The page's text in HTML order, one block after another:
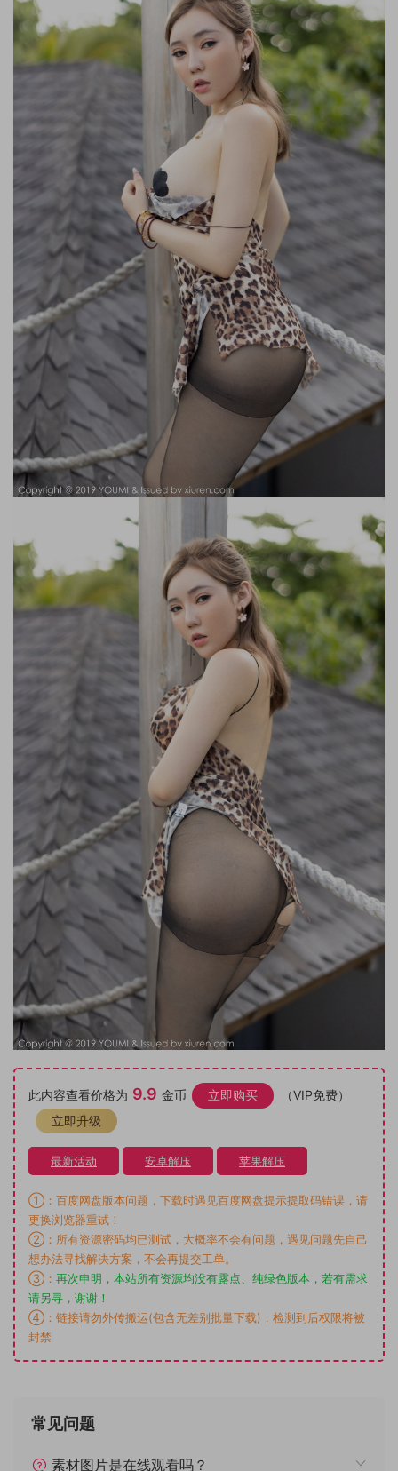
此内容查看价格为 9.9 金币 立即购买
（VIP免费）
立即升级
最新活动 安卓解压 苹果解压
①：百度网盘版本问题，下载时遇见百度网盘提示提取码错误，请
更换浏览器重试！
②：所有资源密码均已测试，大概率不会有问题，遇见问题先自己
想办法寻找解决方案，不会再提交工单。
③： 再次申明，本站所有资源均没有露点、纯绿色版本，若有需求
请另寻，谢谢！
④：链接请勿外传搬运(包含无差别批量下载)，检测到后权限将被
封禁
常见问题
素材图片是在线观看吗？